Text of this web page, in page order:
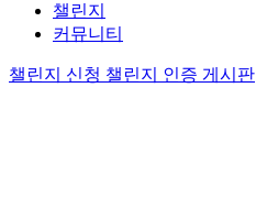
챌린지
커뮤니티
챌린지 신청 챌린지 인증 게시판